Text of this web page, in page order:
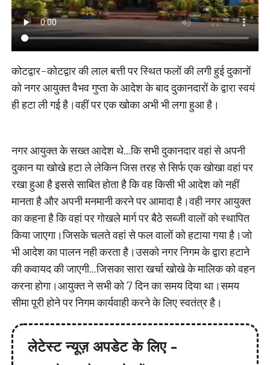
कोटद्वार-कोटद्वार की लाल बत्ती पर स्थित फलों की लगी हुई दुकानों
को नगर आयुक्त वैभव गुप्ता के आदेश के बाद दुकानदारों के द्वारा स्वयं
ही हटा ली गई है।वहीं पर एक खोका अभी भी लगा हुआ है।
नगर आयुक्त के सख्त आदेश थे…कि सभी दुकानदार वहां से अपनी
दुकान या खोखे हटा ले लेकिन जिस तरह से सिर्फ एक खोखा वहां पर
रखा हुआ है इससे साबित होता है कि वह किसी भी आदेश को नहीं
मानता है और अपनी मनमानी करने पर आमादा है।वही नगर आयुक्त
का कहना है कि वहां पर गोखले मार्ग पर बैठे सब्जी वालों को स्थापित
किया जाएगा।जिसके चलते वहां से फल वालों को हटाया गया है।जो
भी आदेश का पालन नही करता है।उसको नगर निगम के द्वारा हटाने
की कवायद की जाएगी…जिसका सारा खर्चा खोखे के मालिक को वहन
करना होगा।आयुक्त ने सभी को 7 दिन का समय दिया था।समय
सीमा पूरी होने पर निगम कार्यवाही करने के लिए स्वतंत्र है।
लेटेस्ट न्यूज़ अपडेट के लिए -